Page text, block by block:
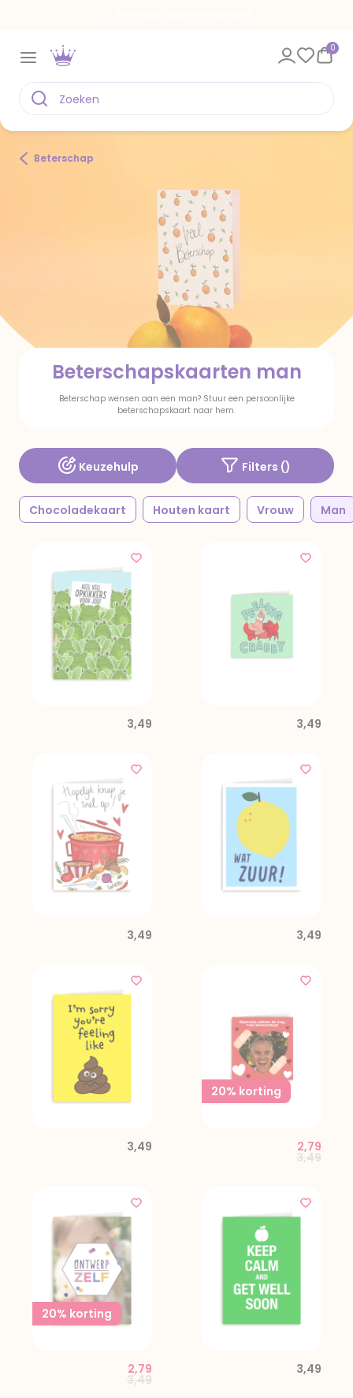
0
Beterschap
Beterschapskaarten man
Beterschap wensen aan een man? Stuur een persoonlijke
beterschapskaart naar hem.
Keuzehulp Filters ()
Chocoladekaart Houten kaart Vrouw Man
3,49 3,49
3,49 3,49
3,49
20% korting
Price
3,49to
2,79
20% korting
Price reduced from
3,49to
2,79 3,49